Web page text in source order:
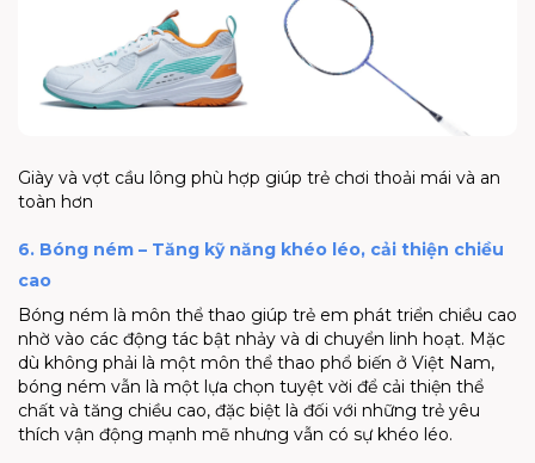
Giày và vợt cầu lông phù hợp giúp trẻ chơi thoải mái và an
toàn hơn
6. Bóng ném – Tăng kỹ năng khéo léo, cải thiện chiều
cao
Bóng ném là môn thể thao giúp trẻ em phát triển chiều cao
nhờ vào các động tác bật nhảy và di chuyển linh hoạt. Mặc
dù không phải là một môn thể thao phổ biến ở Việt Nam,
bóng ném vẫn là một lựa chọn tuyệt vời để cải thiện thể
chất và tăng chiều cao, đặc biệt là đối với những trẻ yêu
thích vận động mạnh mẽ nhưng vẫn có sự khéo léo.